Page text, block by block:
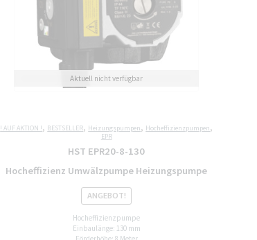
! AUF AKTION !, BESTSELLER, Heizungspumpen, Hocheffizienzpumpen,
EPR
HST EPR20-8-130
Hocheffizienz Umwälzpumpe Heizungspumpe
ANGEBOT!
Hocheffizienzpumpe
Einbaulänge: 130 mm